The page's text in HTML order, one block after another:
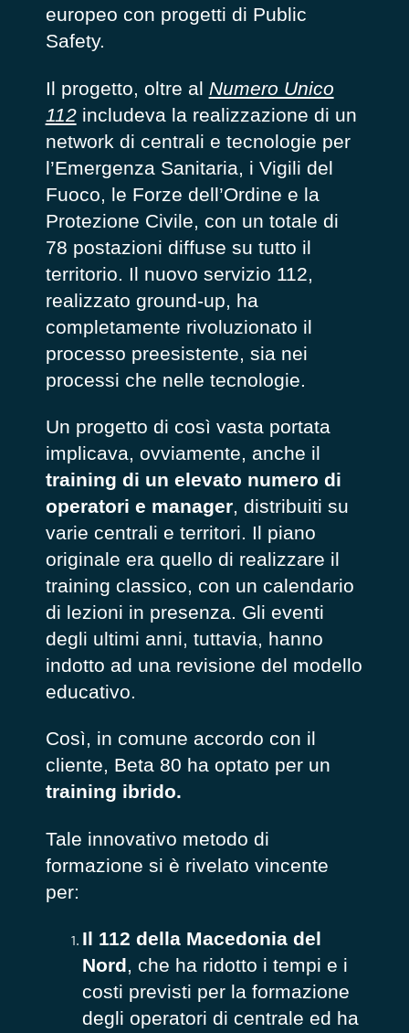
europeo con progetti di Public
Safety.
Il progetto, oltre al Numero Unico
112includeva la realizzazione di un
network di centrali e tecnologie per
l’Emergenza Sanitaria, i Vigili del
Fuoco, le Forze dell’Ordine e la
Protezione Civile, con un totale di
78 postazioni diffuse su tutto il
territorio. Il nuovo servizio 112,
realizzato ground-up, ha
completamente rivoluzionato il
processo preesistente, sia nei
processi che nelle tecnologie.
Un progetto di così vasta portata
implicava, ovviamente, anche il
training di un elevato numero di
operatori e manager, distribuiti su
varie centrali e territori. Il piano
originale era quello di realizzare il
training classico, con un calendario
di lezioni in presenza. Gli eventi
degli ultimi anni, tuttavia, hanno
indotto ad una revisione del modello
educativo.
Così, in comune accordo con il
cliente, Beta 80 ha optato per un
training ibrido.
Tale innovativo metodo di
formazione si è rivelato vincente
per:
Il 112 della Macedonia del
Nord, che ha ridotto i tempi e i
costi previsti per la formazione
degli operatori di centrale ed ha